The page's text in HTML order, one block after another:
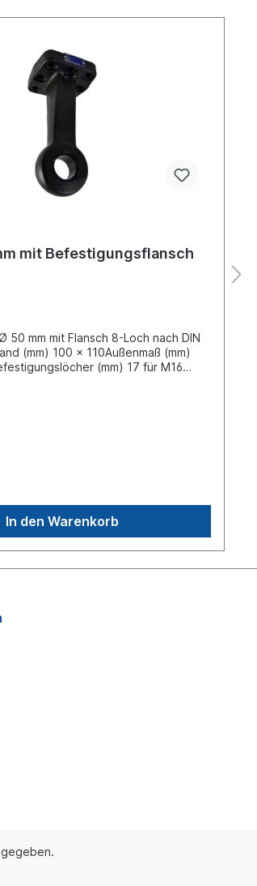
mit Befestigungsflansch
50 mm mit Flansch 8-Loch nach DIN
(mm) 100 x 110Außenmaß (mm)
(mm) 17 für M16
an Zugösen müssen
VII oder die ECE Regelung 55
einschlägigen nationalen
In den Warenkorb